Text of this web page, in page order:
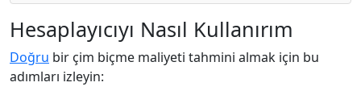
Hesaplayıcıyı Nasıl Kullanırım
Doğru bir çim biçme maliyeti tahmini almak için bu
adımları izleyin: